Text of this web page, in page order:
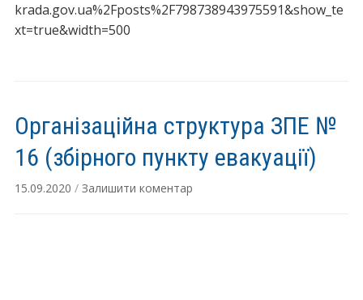
krada.gov.ua%2Fposts%2F798738943975591&show_te
xt=true&width=500
Організаційна структура ЗПЕ №
16 (збірного пункту евакуації)
15.09.2020 / Залишити коментар